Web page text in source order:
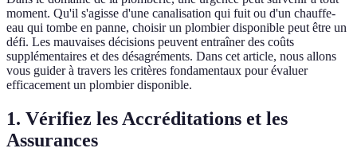
moment. Qu'il s'agisse d'une canalisation qui fuit ou d'un chauffe-
eau qui tombe en panne, choisir un plombier disponible peut être un
défi. Les mauvaises décisions peuvent entraîner des coûts
supplémentaires et des désagréments. Dans cet article, nous allons
vous guider à travers les critères fondamentaux pour évaluer
efficacement un plombier disponible.
1. Vérifiez les Accréditations et les
Assurances